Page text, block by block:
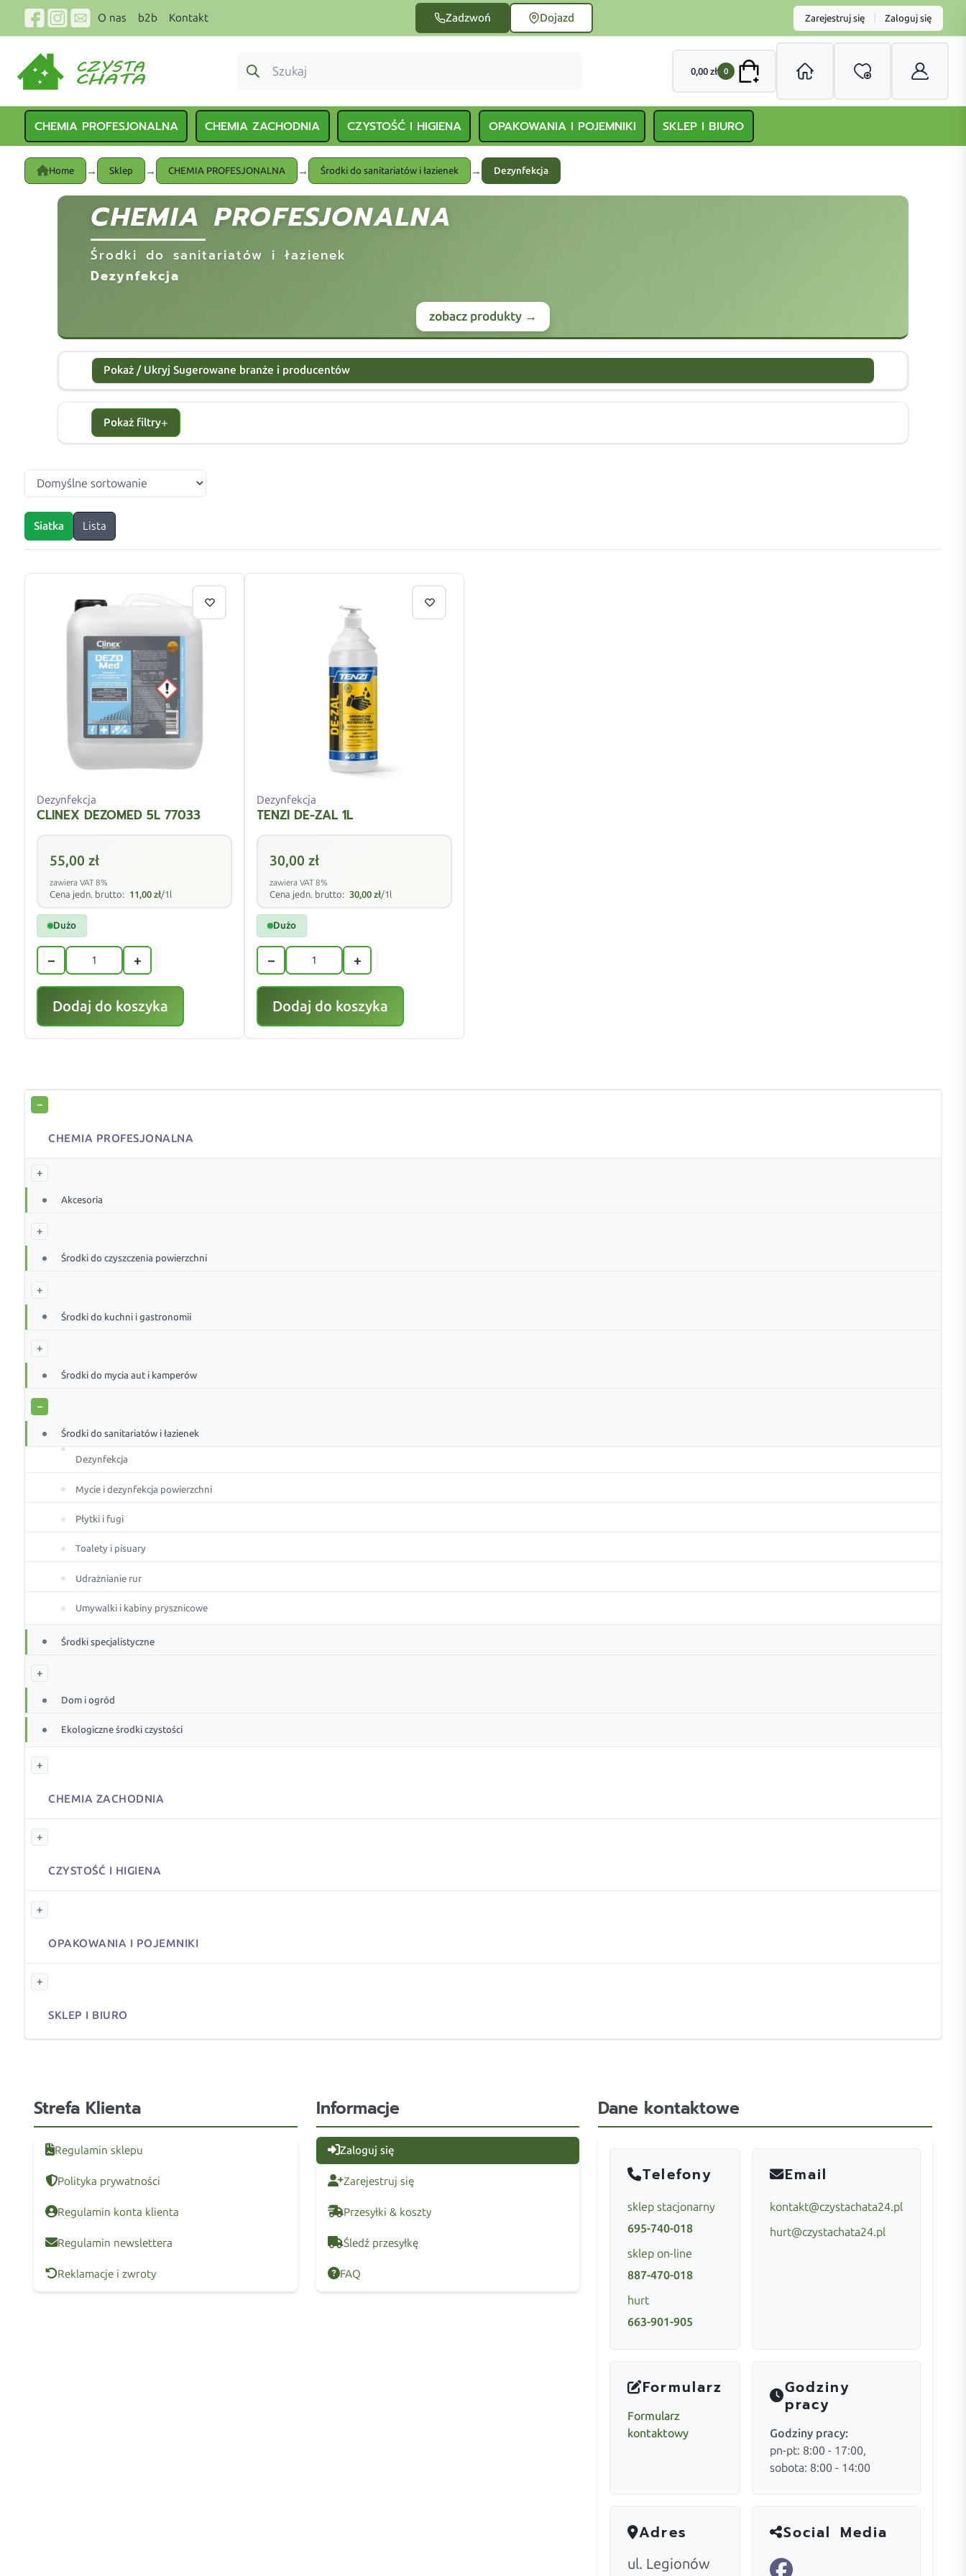
O nas b2b Kontakt Zadzwoń Dojazd Zarejestruj się Zaloguj się
0,00 zł 0
CHEMIA PROFESJONALNA CHEMIA ZACHODNIA CZYSTOŚĆ I HIGIENA OPAKOWANIA I POJEMNIKI SKLEP I BIURO
Home → Sklep → CHEMIA PROFESJONALNA → Środki do sanitariatów i łazienek → Dezynfekcja
CHEMIA PROFESJONALNA
Środki do sanitariatów i łazienek
Dezynfekcja
zobacz produkty →
Pokaż / Ukryj Sugerowane branże i producentów
Pokaż filtry+
Siatka Lista
Dezynfekcja
CLINEX DEZOMED 5L 77033
55,00zł
zawiera VAT 8%
Cena jedn. brutto: 11,00zł/1l
Dużo
− +
Dodaj do koszyka
Dezynfekcja
TENZI DE-ZAL 1L
30,00zł
zawiera VAT 8%
Cena jedn. brutto: 30,00zł/1l
Dużo
− +
Dodaj do koszyka
−
CHEMIA PROFESJONALNA
+
Akcesoria
+
Środki do czyszczenia powierzchni
+
Środki do kuchni i gastronomii
+
Środki do mycia aut i kamperów
−
Środki do sanitariatów i łazienek
Dezynfekcja
Mycie i dezynfekcja powierzchni
Płytki i fugi
Toalety i pisuary
Udrażnianie rur
Umywalki i kabiny prysznicowe
Środki specjalistyczne
+
Dom i ogród
Ekologiczne środki czystości
+
CHEMIA ZACHODNIA
+
CZYSTOŚĆ I HIGIENA
+
OPAKOWANIA I POJEMNIKI
+
SKLEP I BIURO
Strefa Klienta
Regulamin sklepu
Polityka prywatności
Regulamin konta klienta
Regulamin newslettera
Reklamacje i zwroty
Informacje
Zaloguj się
Zarejestruj się
Przesyłki & koszty
Śledź przesyłkę
FAQ
Dane kontaktowe
Telefony
sklep stacjonarny
695-740-018
sklep on-line
887-470-018
hurt
663-901-905
Email
kontakt@czystachata24.pl
hurt@czystachata24.pl
Formularz
Formularz
kontaktowy
Godziny
pracy
Godziny pracy:
pn-pt: 8:00 - 17:00,
sobota: 8:00 - 14:00
Adres
ul. Legionów
Social Media